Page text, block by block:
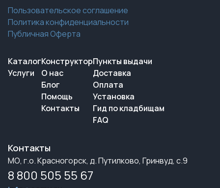
Пользовательское соглашение
Политика конфиденциальности
Публичная Оферта
Каталог
Услуги
Конструктор
О нас
Блог
Помощь
Контакты
Пункты выдачи
Доставка
Оплата
Установка
Гид по кладбищам
FAQ
Контакты
МО, г.о. Красногорск, д. Путилково, Гринвуд, с.9
8 800 505 55 67